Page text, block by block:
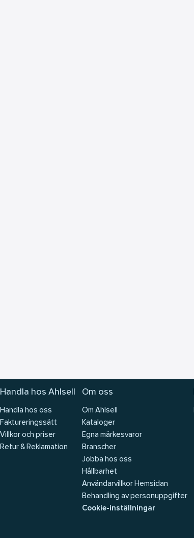
Handla hos Ahlsell
Handla hos oss
Faktureringssätt
Villkor och priser
Retur & Reklamation
Om oss
Om Ahlsell
Kataloger
Egna märkesvaror
Branscher
Jobba hos oss
Hållbarhet
Användarvillkor Hemsidan
Behandling av personuppgifter
Cookie-inställningar